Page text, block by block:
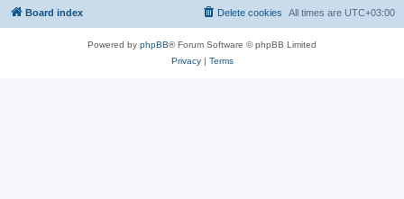
Board index All times are UTC+03:00
Delete cookies
Powered by phpBB® Forum Software © phpBB Limited
Privacy| Terms